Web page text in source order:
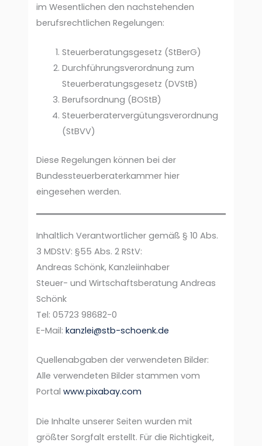
im Wesentlichen den nachstehenden
berufsrechtlichen Regelungen:
Steuerberatungsgesetz (StBerG)
Durchführungsverordnung zum
Steuerberatungsgesetz (DVStB)
Berufsordnung (BOStB)
Steuerberatervergütungsverordnung
(StBVV)
Diese Regelungen können bei der
Bundessteuerberaterkammer hier
eingesehen werden.
Inhaltlich Verantwortlicher gemäß § 10 Abs.
3 MDStV: §55 Abs. 2 RStV:
Andreas Schönk, Kanzleiinhaber
Steuer- und Wirtschaftsberatung Andreas
Schönk
Tel: 05723 98682-0
E-Mail:kanzlei@stb-schoenk.de
Quellenabgaben der verwendeten Bilder:
Alle verwendeten Bilder stammen vom
Portalwww.pixabay.com
Die Inhalte unserer Seiten wurden mit
größter Sorgfalt erstellt. Für die Richtigkeit,